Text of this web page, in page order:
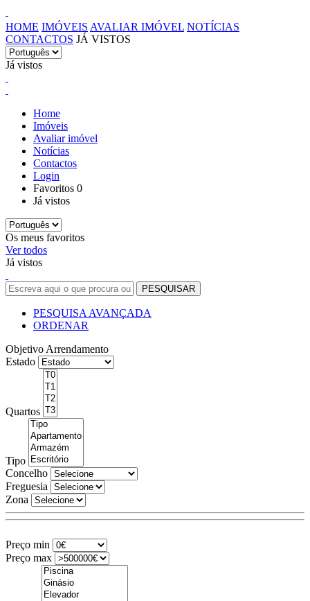
HOME IMÓVEIS AVALIAR IMÓVEL NOTÍCIAS
CONTACTOS JÁ VISTOS
Já vistos
Home
Imóveis
Avaliar imóvel
Notícias
Contactos
Login
Favoritos 0
Já vistos
Os meus favoritos
Ver todos
Já vistos
PESQUISA AVANÇADA
ORDENAR
Objetivo Arrendamento
Estado
Quartos
Tipo
Concelho
Freguesia
Zona
Preço min
Preço max